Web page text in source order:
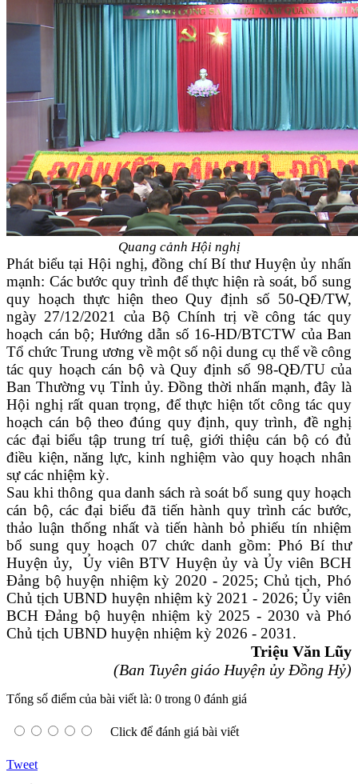
Quang cảnh Hội nghị
Phát biểu tại Hội nghị, đồng chí Bí thư Huyện ủy nhấn
mạnh: Các bước quy trình để thực hiện rà soát, bổ sung
quy hoạch thực hiện theo Quy định số 50-QĐ/TW,
ngày 27/12/2021 của Bộ Chính trị về công tác quy
hoạch cán bộ; Hướng dẫn số 16-HD/BTCTW của Ban
Tổ chức Trung ương về một số nội dung cụ thể về công
tác quy hoạch cán bộ và Quy định số 98-QĐ/TU của
Ban Thường vụ Tỉnh ủy. Đồng thời nhấn mạnh, đây là
Hội nghị rất quan trọng, để thực hiện tốt công tác quy
hoạch cán bộ theo đúng quy định, quy trình, đề nghị
các đại biểu tập trung trí tuệ, giới thiệu cán bộ có đủ
điều kiện, năng lực, kinh nghiệm vào quy hoạch nhân
sự các nhiệm kỳ.
Sau khi thông qua danh sách rà soát bổ sung quy hoạch
cán bộ, các đại biểu đã tiến hành quy trình các bước,
thảo luận thống nhất và tiến hành bỏ phiếu tín nhiệm
bổ sung quy hoạch 07 chức danh gồm: Phó Bí thư
Huyện ủy, Ủy viên BTV Huyện ủy và Ủy viên BCH
Đảng bộ huyện nhiệm kỳ 2020 - 2025; Chủ tịch, Phó
Chủ tịch UBND huyện nhiệm kỳ 2021 - 2026; Ủy viên
BCH Đảng bộ huyện nhiệm kỳ 2025 - 2030 và Phó
Chủ tịch UBND huyện nhiệm kỳ 2026 - 2031.
Triệu Văn Lũy
(Ban Tuyên giáo Huyện ủy Đồng Hỷ)
Tổng số điểm của bài viết là: 0 trong 0 đánh giá
Click để đánh giá bài viết
Tweet